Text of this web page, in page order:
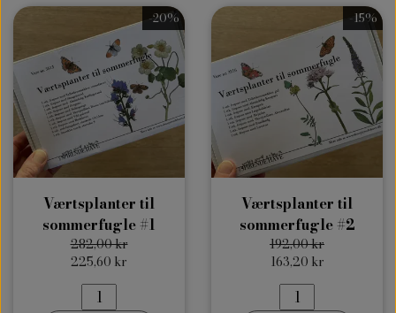
-20%
Værtsplanter til
sommerfugle #1
282,00 kr
225,60 kr
-15%
Værtsplanter til
sommerfugle #2
192,00 kr
163,20 kr